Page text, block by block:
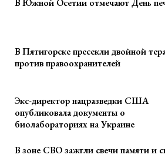
В Южной Осетии отмечают День
В Пятигорске пресекли двойной
против правоохранителей
Экс-директор нацразведки США
опубликовала документы о
биолабораториях на Украине
В зоне СВО зажгли свечи памяти и